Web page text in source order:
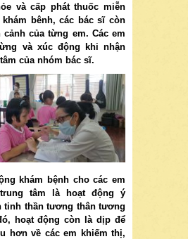
và cấp phát thuốc miễn
bênh, các bác sĩ còn
của từng em. Các em
và xúc động khi nhận
của nhóm bác sĩ.
khám bệnh cho các em
tâm là hoạt động ý
tinh thần tương thân tương
hoạt động còn là dịp để
hơn về các em khiếm thị,